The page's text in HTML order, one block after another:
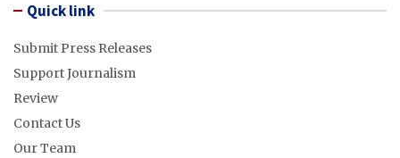
Quick link
Submit Press Releases
Support Journalism
Review
Contact Us
Our Team